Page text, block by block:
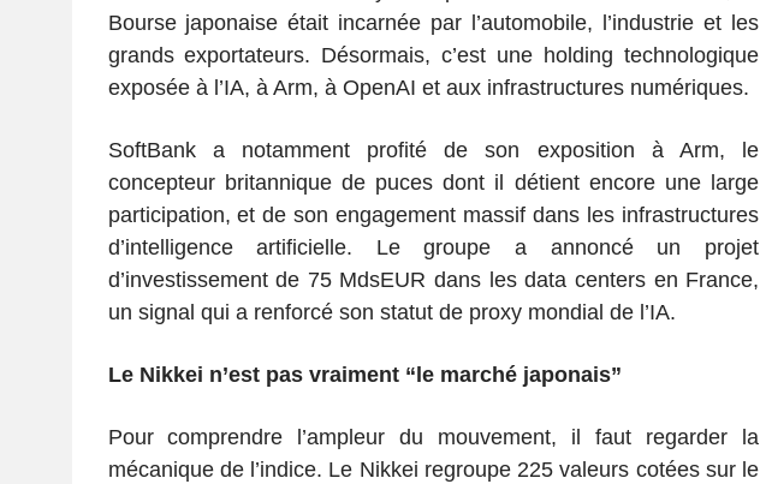
Bourse japonaise était incarnée par l’automobile, l’industrie et les
grands exportateurs. Désormais, c’est une holding technologique
exposée à l’IA, à Arm, à OpenAI et aux infrastructures numériques.
SoftBank a notamment profité de son exposition à Arm, le
concepteur britannique de puces dont il détient encore une large
participation, et de son engagement massif dans les infrastructures
d’intelligence artificielle. Le groupe a annoncé un projet
d’investissement de 75 MdsEUR dans les data centers en France,
un signal qui a renforcé son statut de proxy mondial de l’IA.
Le Nikkei n’est pas vraiment “le marché japonais”
Pour comprendre l’ampleur du mouvement, il faut regarder la
mécanique de l’indice. Le Nikkei regroupe 225 valeurs cotées sur le